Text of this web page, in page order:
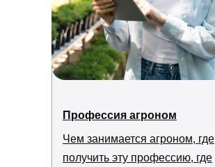
Профессия агроном
Чем занимается агроном, где
получить эту профессию, где